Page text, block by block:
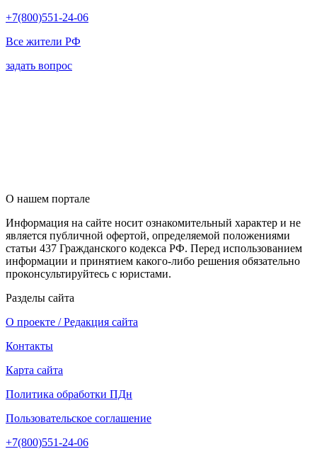
+7(800)551-24-06
Все жители РФ
задать вопрос
О нашем портале
Информация на сайте носит ознакомительный характер и не
является публичной офертой, определяемой положениями
статьи 437 Гражданского кодекса РФ. Перед использованием
информации и принятием какого-либо решения обязательно
проконсультируйтесь с юристами.
Разделы сайта
О проекте / Редакция сайта
Контакты
Карта сайта
Политика обработки ПДн
Пользовательское соглашение
+7(800)551-24-06